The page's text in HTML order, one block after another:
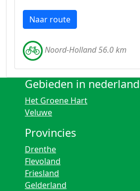
Naar route
Noord-Holland 56.0 km
Gebieden in nederland
Het Groene Hart
Veluwe
Provincies
Drenthe
Flevoland
Friesland
Gelderland